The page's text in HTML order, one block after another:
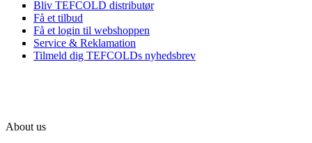
Bliv TEFCOLD distributør
Få et tilbud
Få et login til webshoppen
Service & Reklamation
Tilmeld dig TEFCOLDs nyhedsbrev
About us